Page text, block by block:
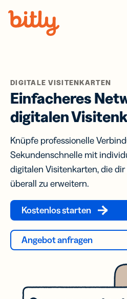
DIGITALE VISITENKARTEN
Einfacheres
digitalen
Knüpfe professionelle
Sekundenschnelle mit
digitalen Visitenkarten, die
überall zu erweitern.
Kostenlos starten
Angebot anfragen